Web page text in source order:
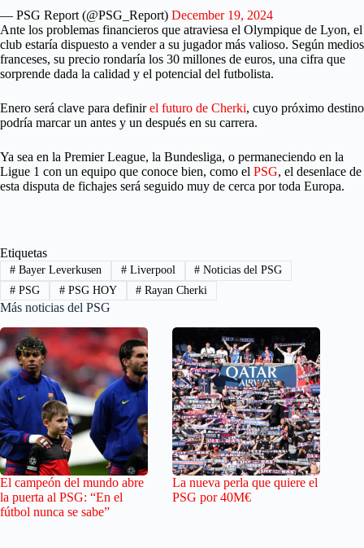
— PSG Report (@PSG_Report) December 19, 2024
Ante los problemas financieros que atraviesa el Olympique de Lyon, el
club estaría dispuesto a vender a su jugador más valioso. Según medios
franceses, su precio rondaría los 30 millones de euros, una cifra que
sorprende dada la calidad y el potencial del futbolista.
Enero será clave para definirel futuro de Cherki, cuyo próximo destino
podría marcar un antes y un después en su carrera.
Ya sea en la Premier League, la Bundesliga, o permaneciendo en la
Ligue 1 con un equipo que conoce bien, como el PSG, el desenlace de
esta disputa de fichajes será seguido muy de cerca por toda Europa.
Etiquetas
#Bayer Leverkusen #Liverpool # Noticias del PSG
#PSG #PSG HOY # Rayan Cherki
Más noticias del PSG
El campeón del mundo abre
la puerta al PSG: “En el
fútbol nunca se sabe”
La nueva perla que quiere el
PSG por 40M€